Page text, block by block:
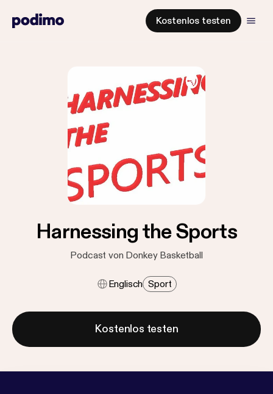
Kostenlos testen
Harnessing the Sports
Podcast von Donkey Basketball
Englisch Sport
Kostenlos testen